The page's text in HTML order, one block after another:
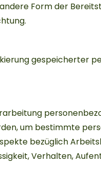
Form der
gespeicherter
um bestimmte
bezüglich
Verhalten,